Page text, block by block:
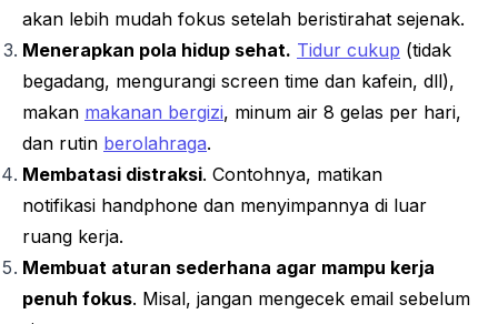
akan lebih mudah fokus setelah beristirahat sejenak.
Menerapkan pola hidup sehat. Tidur cukup (tidak
begadang, mengurangi screen time dan kafein, dll),
makan makanan bergizi, minum air 8 gelas per hari,
dan rutin berolahraga.
Membatasi distraksi. Contohnya, matikan
notifikasi handphone dan menyimpannya di luar
ruang kerja.
Membuat aturan sederhana agar mampu kerja
penuh fokus. Misal, jangan mengecek email sebelum